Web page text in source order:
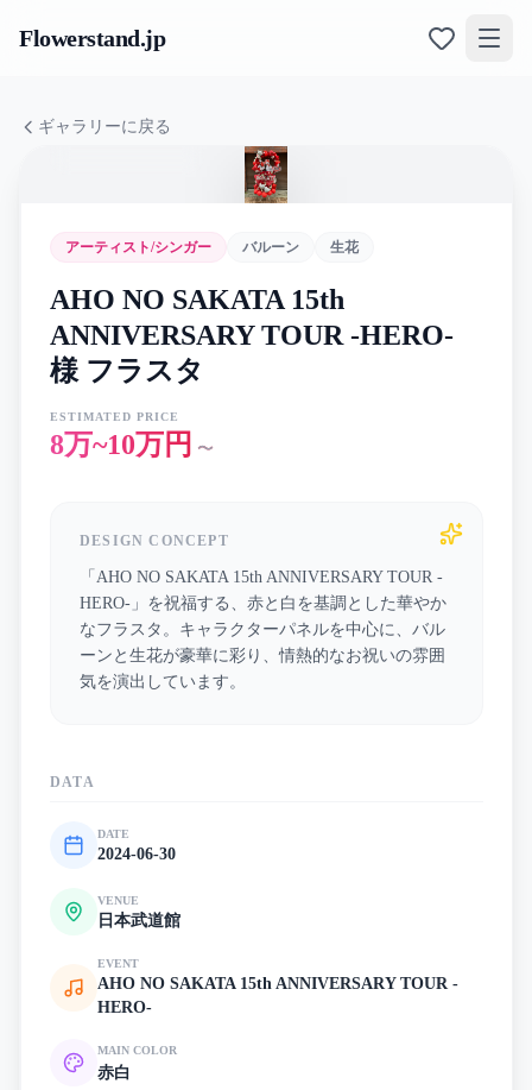
Flowerstand.jp
ギャラリーに戻る
アーティスト/シンガー バルーン 生花
AHO NO SAKATA 15th
ANNIVERSARY TOUR -HERO-
様 フラスタ
ESTIMATED PRICE
8万~10万円 〜
DESIGN CONCEPT
「AHO NO SAKATA 15th ANNIVERSARY TOUR -
HERO-」を祝福する、赤と白を基調とした華やか
なフラスタ。キャラクターパネルを中心に、バル
ーンと生花が豪華に彩り、情熱的なお祝いの雰囲
気を演出しています。
DATA
DATE
2024-06-30
VENUE
日本武道館
EVENT
AHO NO SAKATA 15th ANNIVERSARY TOUR -
HERO-
MAIN COLOR
赤白